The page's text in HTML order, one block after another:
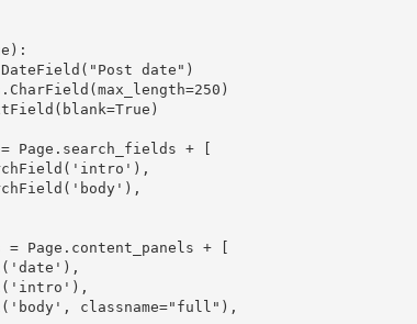
):
DateField ( "Post date" )
. CharField (max_length=250 )
( blank=True )
= Page . search_fields +
[
( 'intro' ),
( 'body' ),
= Page . content_panels +
[
( 'date' ),
( 'intro' ),
( 'body' , classname="full" ),